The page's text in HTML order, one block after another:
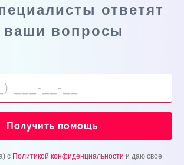
ответят
ваши вопросы
Получить помощь
с Политикой конфиденциальности и даю свое